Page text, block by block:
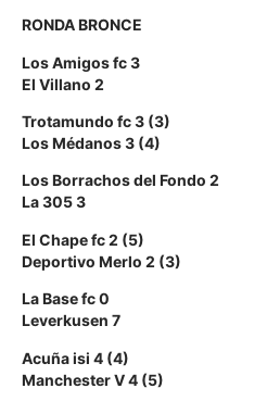
RONDA BRONCE
Los Amigos fc 3
El Villano 2
Trotamundo fc 3 (3)
Los Médanos 3 (4)
Los Borrachos del Fondo 2
La 305 3
El Chape fc 2 (5)
Deportivo Merlo 2 (3)
La Base fc 0
Leverkusen 7
Acuña isi 4 (4)
Manchester V 4 (5)